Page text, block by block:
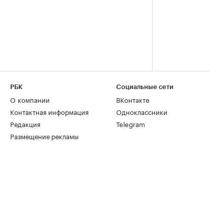
РБК
О компании
Контактная информация
Редакция
Размещение рекламы
Социальные сети
ВКонтакте
Одноклассники
Telegram